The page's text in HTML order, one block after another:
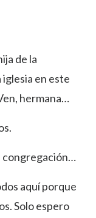
de la
en este
hermana…
congregación…
aquí porque
Solo espero